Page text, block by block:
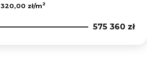
320,00 zł/m2
575 360 zł